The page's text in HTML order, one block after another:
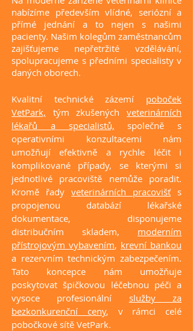
nabízíme především vlídné, seriózní a
přímé jednání a to nejen s našimi
pacienty. Našim kolegům zaměstnancům
zajišťujeme nepřetržité vzdělávání,
spolupracujeme s předními specialisty v
daných oborech.
Kvalitní technické zázemí poboček
VetPark, tým zkušených veterinárních
lékařů a specialistů, společně s
operativními konzultacemi nám
umožňují efektivně a rychle léčit i
komplikované případy, se kterými si
jednotlivé pracoviště nemůže poradit.
Kromě řady veterinárních pracovišťs
propojenou databází lékařské
dokumentace, disponujeme
distribučním skladem, moderním
přístrojovým vybavením, krevní bankou
a rezervním technickým zabezpečením.
Tato koncepce nám umožňuje
poskytovat špičkovou léčebnou péči a
vysoce profesionální služby za
bezkonkurenční ceny, v rámci celé
pobočkové sítě VetPark.